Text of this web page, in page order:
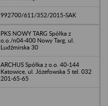
992700/611/352/2015-SAK
PKS NOWY TARG Spółka z
o.o./n04-400 Nowy Targ, ul.
Ludźmirska 30
ARCHUS Spółka z o.o. 40-144
Katowice, ul. Józefowska 5 tel. 032
201-65-65